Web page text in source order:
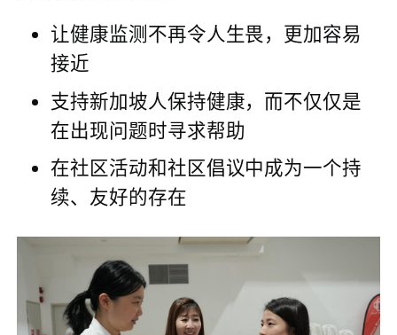
让健康监测不再令人生畏，更加容易
接近
支持新加坡人保持健康，而不仅仅是
在出现问题时寻求帮助
在社区活动和社区倡议中成为一个持
续、友好的存在